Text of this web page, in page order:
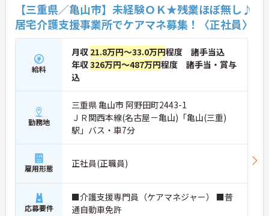
【三重県／亀山市】未経験ＯＫ★残業ほぼ無し♪
居宅介護支援事業所でケアマネ募集！〈正社員〉
給料
月収 21.8万円～33.0万円程度 諸手当込
年収326万円～487万円程度 諸手当・賞与
込
勤務地
三重県 亀山市 阿野田町2443-1
ＪＲ関西本線(名古屋－亀山)「亀山(三重)
駅」バス・車7分
雇用形態 正社員(正職員)
応募要件
■介護支援専門員（ケアマネジャー） ■普
通自動車免許